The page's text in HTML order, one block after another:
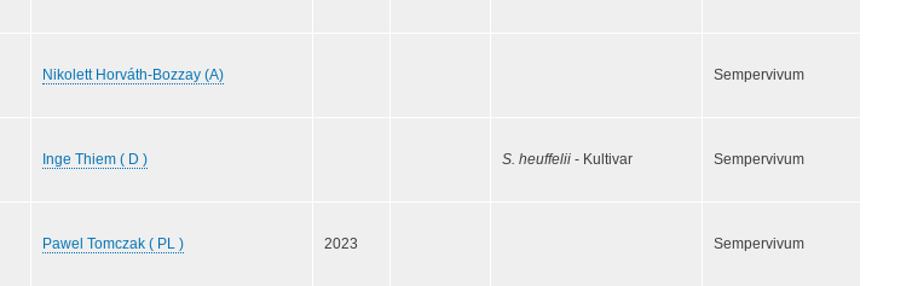
Nikolett Horváth-Bozzay (A) Sempervivum
Inge Thiem ( D ) S. heuffelii - Kultivar Sempervivum
Pawel Tomczak ( PL ) 2023 Sempervivum